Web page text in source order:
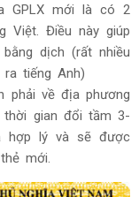
GPLX mới là có 2
Việt. Điều này giúp
dịch (rất nhiều
tiếng Anh)
phải về địa phương
gian đổi tầm 3-
hợp lý và sẽ được
mới.